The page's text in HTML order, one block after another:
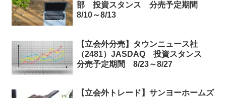
部 投資スタンス 分売予定期間
8/10～8/13
【立会外分売】タウンニュース社
（2481）JASDAQ 投資スタンス
分売予定期間 8/23～8/27
【立会外トレード】サンヨーホームズ